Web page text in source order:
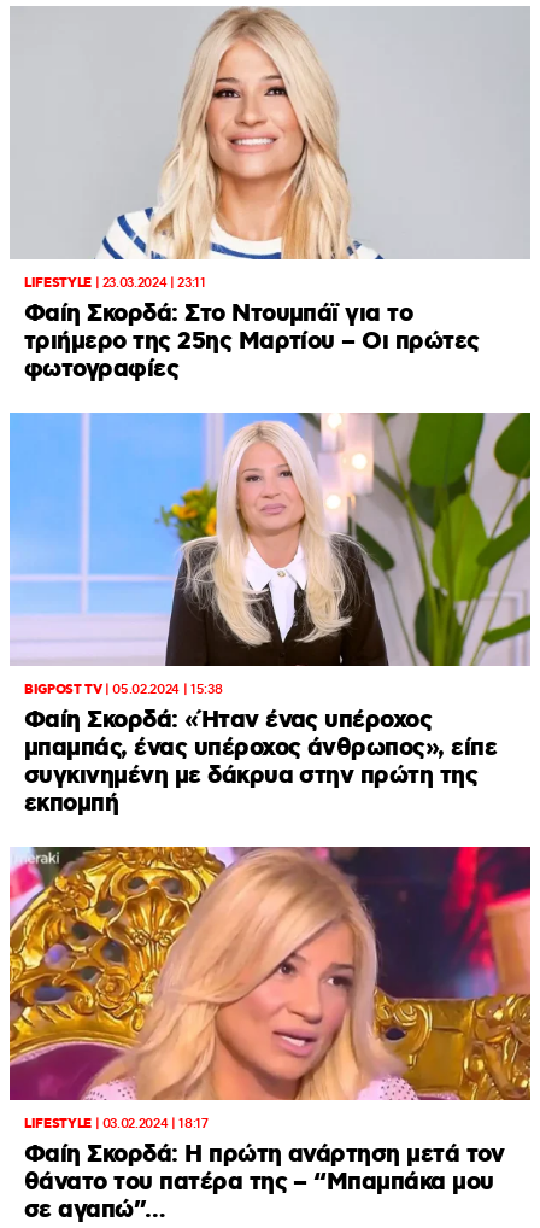
LIFESTYLE| 23.03.2024 | 23:11
Φαίη Σκορδά: Στο Ντουμπάϊ για το
τριήμερο της 25ης Μαρτίου – Οι πρώτες
φωτογραφίες
BIGPOST TV|05.02.2024 | 15:38
Φαίη Σκορδά: «Ήταν ένας υπέροχος
μπαμπάς, ένας υπέροχος άνθρωπος», είπε
συγκινημένη με δάκρυα στην πρώτη της
εκπομπή
LIFESTYLE| 03.02.2024 | 18:17
Φαίη Σκορδά: H πρώτη ανάρτηση μετά τον
θάνατο του πατέρα της – “Μπαμπάκα μου
σε αγαπώ”…